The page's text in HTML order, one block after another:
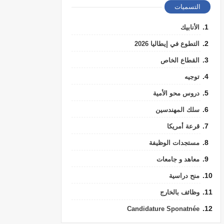
التسميات
الأنابيك
التطوع في إيطاليا 2026
القطاع الخاص
توجيه
دروس محو الأمية
سلك المهندسين
قرعة أمريكا
مستجدات الوظيفة
معاهد و جامعات
منح دراسية
وظائف بالخارج
Candidature Sponatnée